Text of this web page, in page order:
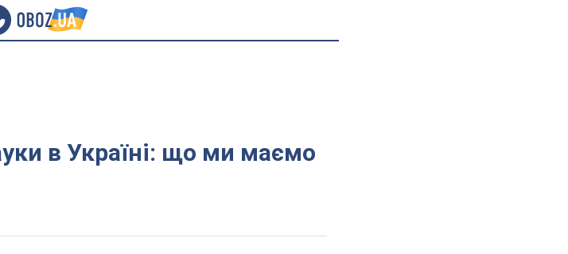
в Україні: що ми маємо